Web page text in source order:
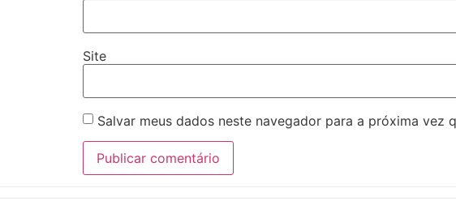
Site
Salvar meus dados neste navegador para a próxima vez